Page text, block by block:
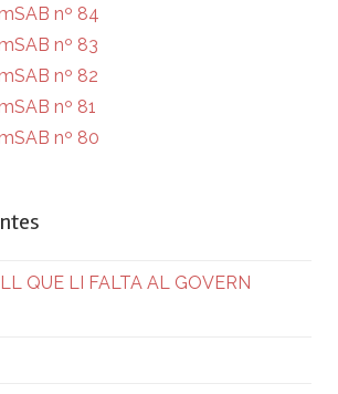
nº 84
nº 83
nº 82
nº 81
nº 80
QUE LI FALTA AL GOVERN